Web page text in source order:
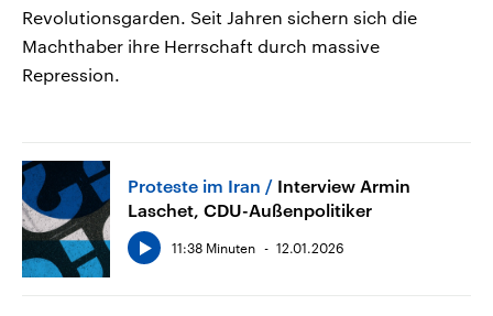
Revolutionsgarden. Seit Jahren sichern sich die
Machthaber ihre Herrschaft durch massive
Repression.
Proteste im Iran
Interview Armin
Laschet, CDU-Außenpolitiker
11:38 Minuten 12.01.2026